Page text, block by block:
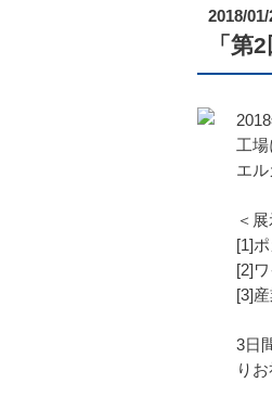
2018/01/
「第
工
エ
＜
[1]
[2]
[3]
3日
り